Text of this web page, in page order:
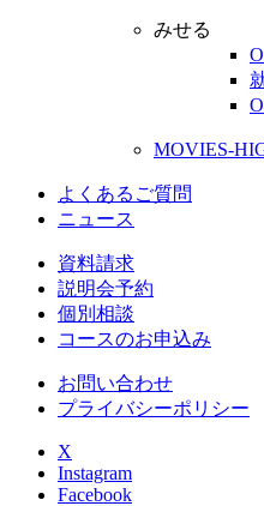
みせる
MOVIES-
よくあるご質問
ニュース
資料請求
説明会予約
個別相談
コースのお申込み
お問い合わせ
プライバシーポリシー
X
Instagram
Facebook